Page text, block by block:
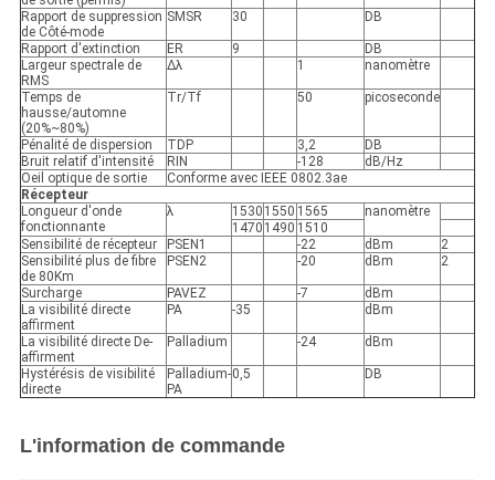
Rapport de suppression
de Côté-mode
SMSR 30 DB
Rapport d'extinction ER 9
DB
Largeur spectrale de
RMS
Δλ 1 nanomètre
Temps de
hausse/automne
(20%~80%)
Tr/Tf 50 picoseconde
Pénalité de dispersion TDP 3,2
DB
Bruit relatif d'intensité
RIN -128
dB/Hz
Oeil optique de sortie
Conforme avec IEEE 0802.3ae
Récepteur
Longueur d'onde
fonctionnante
λ 1530 1550 1565
nanomètre
1470 1490 1510
Sensibilité de récepteur
PSEN1 -22 dBm
2
Sensibilité plus de fibre
de 80Km
PSEN2 -20 dBm 2
Surcharge PAVEZ -7
dBm
La visibilité directe
affirment
PA -35 dBm
La visibilité directe De-
affirment
Palladium -24 dBm
Hystérésis de visibilité
directe
Palladium-
PA
0,5 DB
L'information de commande